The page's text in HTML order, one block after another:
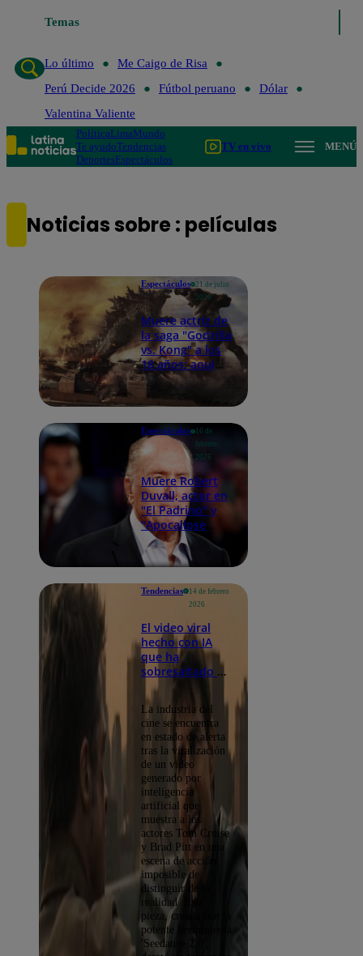
Temas
Lo último
Me Caigo de Risa
Perú Decide 2026
Fútbol peruano
Dólar
Valentina Valiente
PolíticaLimaMundo
Te ayudoTendencias
DeportesEspectáculos
TV en vivo MENÚ
Noticias sobre : películas
Espectáculos
21 de julio
2026
Muere actriz de
la saga "Godzilla
vs. Kong" a los
18 años: aquí
los detalles
Espectáculos 16 de
febrero
2026
Muere Robert
Duvall, actor en
"El Padrino" y
"Apocalipse
Now", a los 95
años
Tendencias
14 de febrero
2026
El video viral
hecho con IA
que ha
sobresaltado a
la industria del
cine
La industria del
cine se encuentra
en estado de alerta
tras la viralización
de un video
generado por
inteligencia
artificial que
muestra a los
actores Tom Cruise
y Brad Pitt en una
escena de acción
imposible de
distinguir de la
realidad. Esta
pieza, creada con la
potente herramienta
'Seedance 2.0',